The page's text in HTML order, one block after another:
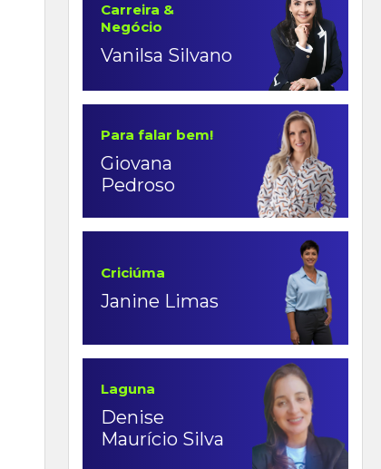
Carreira &
Negócio
Vanilsa Silvano
Para falar bem!
Giovana
Pedroso
Criciúma
Janine Limas
Laguna
Denise
Maurício Silva